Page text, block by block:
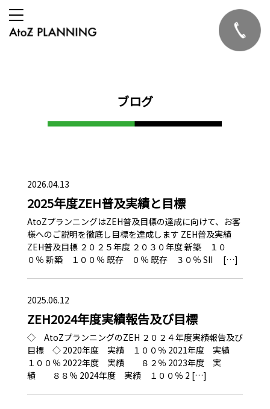
ブログ
2026.04.13
2025年度ZEH普及実績と目標
AtoZプランニングはZEH普及目標の達成に向けて、お客
様へのご説明を徹底し目標を達成します ZEH普及実績
ZEH普及目標 ２０２５年度 ２０３０年度 新築 １０
０％ 新築 １００％ 既存 ０％ 既存 ３０％ SII […]
2025.06.12
ZEH2024年度実績報告及び目標
◇ AtoZプランニングのZEH ２０２４年度実績報告及び
目標 ◇ 2020年度 実績 １００％ 2021年度 実績
１００％ 2022年度 実績 ８２％ 2023年度 実
績 ８８％ 2024年度 実績 １００％ 2 […]